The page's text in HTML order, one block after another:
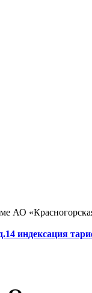
АО
индексация